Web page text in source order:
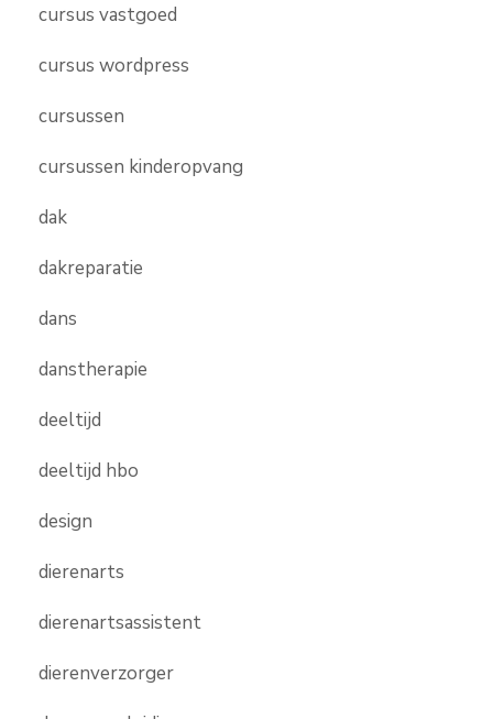
cursus vastgoed
cursus wordpress
cursussen
cursussen kinderopvang
dak
dakreparatie
dans
danstherapie
deeltijd
deeltijd hbo
design
dierenarts
dierenartsassistent
dierenverzorger